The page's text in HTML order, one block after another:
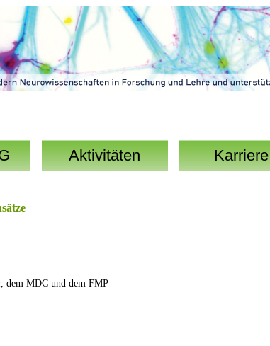
Aktivitäten Karriere
dem MDC und dem FMP